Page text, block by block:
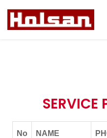
SERVICE
No NAME